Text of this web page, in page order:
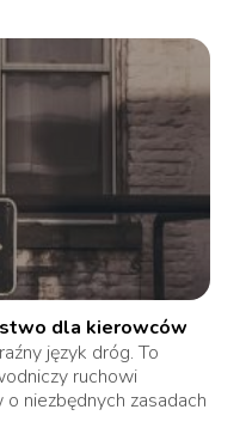
dla kierowców
język dróg. To
ruchowi
niezbędnych zasadach